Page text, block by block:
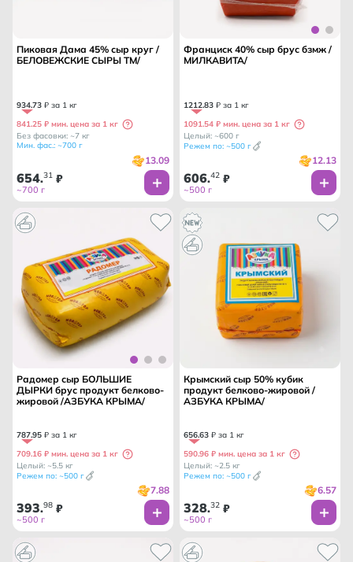
Пиковая Дама 45% сыр круг /
БЕЛОВЕЖСКИЕ СЫРЫ ТМ/
934.73 ₽ за 1 кг
841.25 ₽ мин. цена за 1 кг
Без фасовки: ~7 кг
Мин. фас.: ~700 г
13.09
654.31 ₽
~700 г
Франциск 40% сыр брус бзмж /
МИЛКАВИТА/
1212.83 ₽ за 1 кг
1091.54 ₽ мин. цена за 1 кг
Целый: ~600 г
Режем по: ~500 г
12.13
606.42 ₽
~500 г
Радомер сыр БОЛЬШИЕ
ДЫРКИ брус продукт белково-
жировой /АЗБУКА КРЫМА/
787.95 ₽ за 1 кг
709.16 ₽ мин. цена за 1 кг
Целый: ~5.5 кг
Режем по: ~500 г
7.88
393.98 ₽
~500 г
Крымский сыр 50% кубик
продукт белково-жировой /
АЗБУКА КРЫМА/
656.63 ₽ за 1 кг
590.96 ₽ мин. цена за 1 кг
Целый: ~2.5 кг
Режем по: ~500 г
6.57
328.32 ₽
~500 г